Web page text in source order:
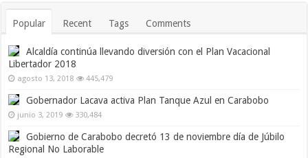
Popular Recent Tags Comments
Alcaldía continúa llevando diversión con el Plan Vacacional
Libertador 2018
agosto 13, 2018 445,479
Gobernador Lacava activa Plan Tanque Azul en Carabobo
junio 3, 2019 330,484
Gobierno de Carabobo decretó 13 de noviembre día de Júbilo
Regional No Laborable